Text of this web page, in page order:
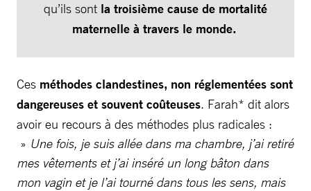
qu’ils sont la troisième cause de mortalité
maternelle à travers le monde.
Ces méthodes clandestines, non réglementées sont
dangereuses et souvent coûteuses. Farah* dit alors
avoir eu recours à des méthodes plus radicales :
» Une fois, je suis allée dans ma chambre, j’ai retiré
mes vêtements et j’ai inséré un long bâton dans
mon vagin et je l’ai tourné dans tous les sens, mais